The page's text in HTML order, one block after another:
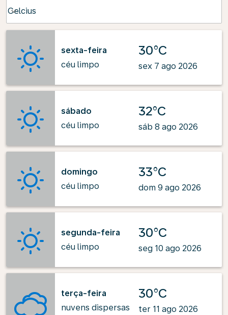
Celcius
keyboard_arrow_down
sexta-feira
céu limpo
30°C
sex 7 ago 2026
sábado
céu limpo
32°C
sáb 8 ago 2026
domingo
céu limpo
33°C
dom 9 ago 2026
segunda-feira
céu limpo
30°C
seg 10 ago 2026
terça-feira
nuvens dispersas
30°C
ter 11 ago 2026